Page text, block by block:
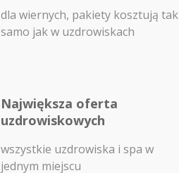
dla wiernych, pakiety kosztują tak
samo jak w uzdrowiskach
Największa oferta
uzdrowiskowych
wszystkie uzdrowiska i spa w
jednym miejscu